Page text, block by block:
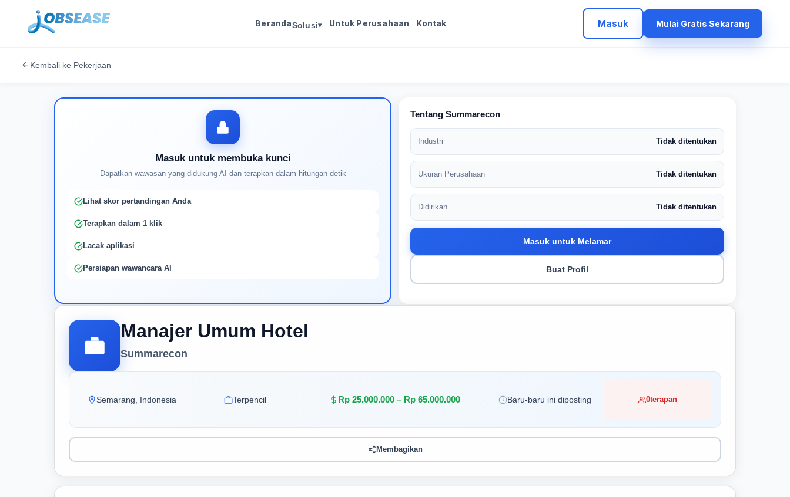
BerandaSolusi▾ Untuk Perusahaan Kontak Masuk Mulai Gratis Sekarang
Kembali ke Pekerjaan
Manajer Umum Hotel
Summarecon
Semarang, Indonesia Terpencil Rp 25.000.000 – Rp 65.000.000 Baru-baru ini diposting 0terapan
Membagikan
Masuk untuk membuka kunci
Dapatkan wawasan yang didukung AI dan terapkan dalam hitungan detik
Lihat skor pertandingan Anda
Terapkan dalam 1 klik
Lacak aplikasi
Persiapan wawancara AI
Tentang Summarecon
Industri Tidak ditentukan
Ukuran Perusahaan Tidak ditentukan
Didirikan Tidak ditentukan
Masuk untuk Melamar
Buat Profil